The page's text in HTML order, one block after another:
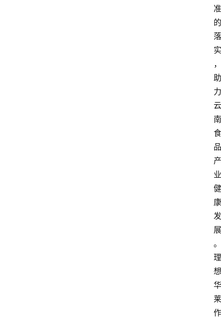
准
的
落
实
，
助
力
云
南
食
品
产
业
健
康
发
展
。
理
想
华
莱
作